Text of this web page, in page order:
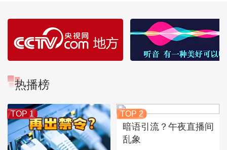
热播榜
TOP 1 TOP 2
暗语引流？午夜直播间
乱象